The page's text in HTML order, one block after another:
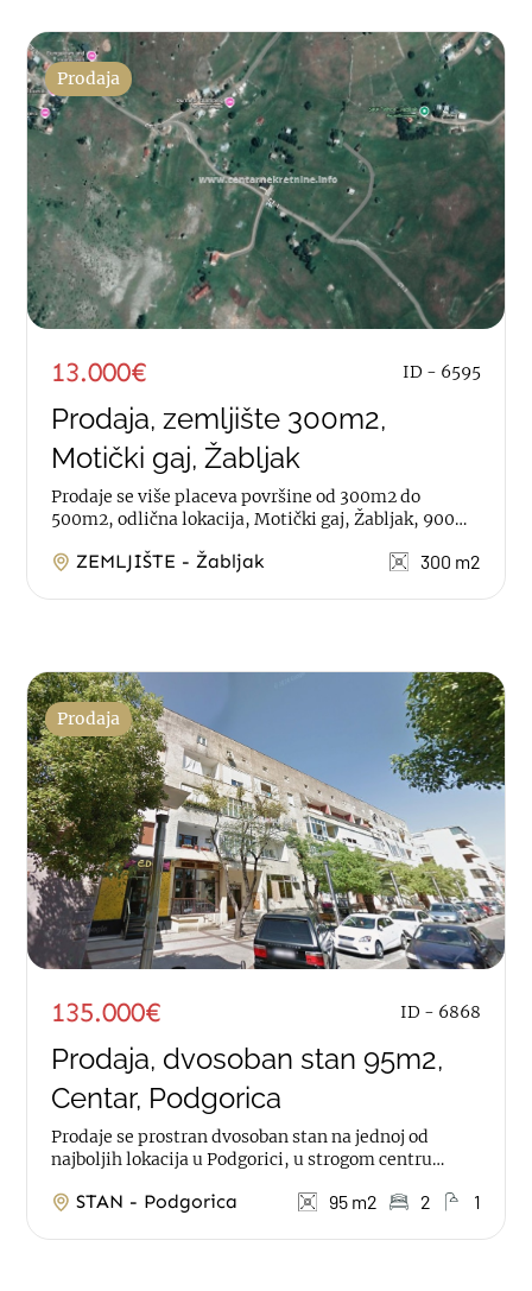
Prodaja
13.000€ ID - 6595
Prodaja, zemljište 300m2,
Motički gaj, Žabljak
Prodaje se više placeva površine od 300m2 do
500m2, odlična lokacija, Motički gaj, Žabljak, 900m
ZEMLJIŠTE - Žabljak 300 m2
Prodaja
135.000€ ID - 6868
Prodaja, dvosoban stan 95m2,
Centar, Podgorica
Prodaje se prostran dvosoban stan na jednoj od
najboljih lokacija u Podgorici, u strogom centru
STAN - Podgorica 95 m2 2 1